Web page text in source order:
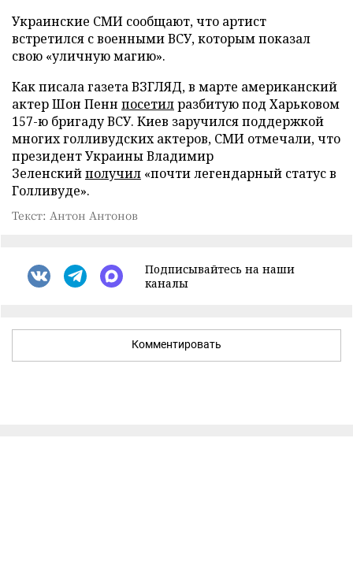
Украинские СМИ сообщают, что артист
встретился с военными ВСУ, которым показал
свою «уличную магию».
Как писала газета ВЗГЛЯД, в марте американский
актер Шон Пенн посетилразбитую под Харьковом
157-ю бригаду ВСУ. Киев заручился поддержкой
многих голливудских актеров, СМИ отмечали, что
президент Украины Владимир
Зеленскийполучил «почти легендарный статус в
Голливуде».
Текст: Антон Антонов
Подписывайтесь на наши
каналы
Комментировать